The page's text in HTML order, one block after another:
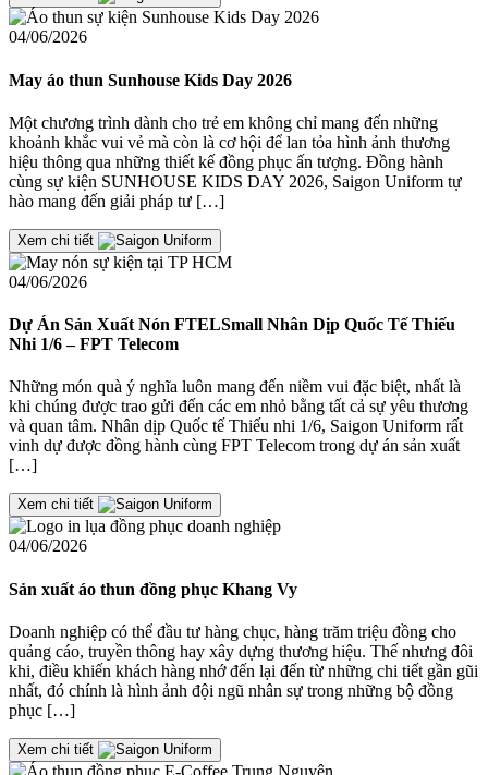
04/06/2026
May áo thun Sunhouse Kids Day 2026
Một chương trình dành cho trẻ em không chỉ mang đến những
khoảnh khắc vui vẻ mà còn là cơ hội để lan tỏa hình ảnh thương
hiệu thông qua những thiết kế đồng phục ấn tượng. Đồng hành
cùng sự kiện SUNHOUSE KIDS DAY 2026, Saigon Uniform tự
hào mang đến giải pháp tư […]
Xem chi tiết
04/06/2026
Dự Án Sản Xuất Nón FTELSmall Nhân Dịp Quốc Tế Thiếu
Nhi 1/6 – FPT Telecom
Những món quà ý nghĩa luôn mang đến niềm vui đặc biệt, nhất là
khi chúng được trao gửi đến các em nhỏ bằng tất cả sự yêu thương
và quan tâm. Nhân dịp Quốc tế Thiếu nhi 1/6, Saigon Uniform rất
vinh dự được đồng hành cùng FPT Telecom trong dự án sản xuất
[…]
Xem chi tiết
04/06/2026
Sản xuất áo thun đồng phục Khang Vy
Doanh nghiệp có thể đầu tư hàng chục, hàng trăm triệu đồng cho
quảng cáo, truyền thông hay xây dựng thương hiệu. Thế nhưng đôi
khi, điều khiến khách hàng nhớ đến lại đến từ những chi tiết gần gũi
nhất, đó chính là hình ảnh đội ngũ nhân sự trong những bộ đồng
phục […]
Xem chi tiết